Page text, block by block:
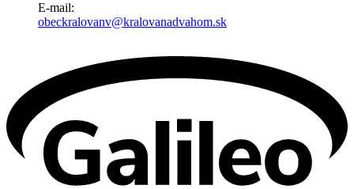
E-mail:
obeckralovanv@kralovanadvahom.sk